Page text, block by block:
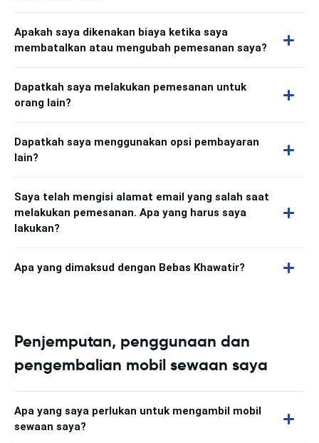
Apakah saya dikenakan biaya ketika saya
membatalkan atau mengubah pemesanan saya?
Dapatkah saya melakukan pemesanan untuk
orang lain?
Dapatkah saya menggunakan opsi pembayaran
lain?
Saya telah mengisi alamat email yang salah saat
melakukan pemesanan. Apa yang harus saya
lakukan?
Apa yang dimaksud dengan Bebas Khawatir?
Penjemputan, penggunaan dan
pengembalian mobil sewaan saya
Apa yang saya perlukan untuk mengambil mobil
sewaan saya?